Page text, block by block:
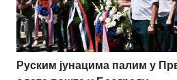
Руским јунацима палим у